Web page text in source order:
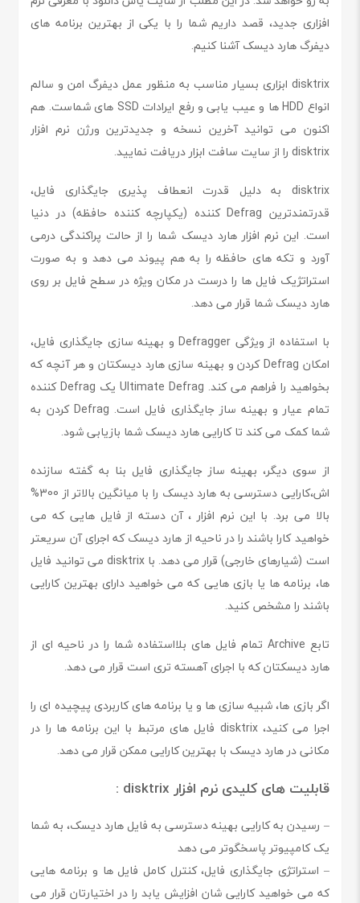
افزاری جدید، قصد داریم شما را با یکی از بهترین برنامه های
دیفرگ هارد دیسک آشنا کنیم.
disktrix ابزاری بسیار مناسب به منظور عمل دیفرگ امن و سالم
انواع HDD ها و عیب یابی و رفع ایرادات SSD های شماست. هم
اکنون می توانید آخرین نسخه و جدیدترین ورژن نرم افزار
disktrix را از سایت سافت ابزار دریافت نمایید.
disktrix به دلیل قدرت انعطاف پذیری جایگذاری فایل،
قدرتمندترین Defrag کننده (یکپارچه کننده حافظه) در دنیا
است. این نرم افزار هارد دیسک شما را از حالت پراکندگی درمی
آورد و تکه های حافظه را به هم پیوند می دهد و به صورت
استراتژیک فایل ها را درست در مکان ویژه در سطح فایل بر روی
هارد دیسک شما قرار می دهد.
با استفاده از ویژگی Defragger و بهینه سازی جایگذاری فایل،
امکان Defrag کردن و بهینه سازی هارد دیسکتان و هر آنچه که
بخواهید را فراهم می کند. Ultimate Defrag یک Defrag کننده
تمام عیار و بهینه ساز جایگذاری فایل است. Defrag کردن به
شما کمک می کند تا کارایی هارد دیسک شما بازیابی شود.
از سوی دیگر، بهینه ساز جایگذاری فایل بنا به گفته سازنده
اش،کارایی دسترسی به هارد دیسک را با میانگین بالاتر از 300%
بالا می برد. با این نرم افزار ، آن دسته از فایل هایی که می
خواهید کارا باشند را در ناحیه از هارد دیسک که اجرای آن سریعتر
است (شیارهای خارجی) قرار می دهد. با disktrix می توانید فایل
ها، برنامه ها یا بازی هایی که می خواهید دارای بهترین کارایی
باشند را مشخص کنید.
تابع Archive تمام فایل های بلااستفاده شما را در ناحیه ای از
هارد دیسکتان که با اجرای آهسته تری است قرار می دهد.
اگر بازی ها، شبیه سازی ها و یا برنامه های کاربردی پیچیده ای را
اجرا می کنید، disktrix فایل های مرتبط با این برنامه ها را در
مکانی در هارد دیسک با بهترین کارایی ممکن قرار می دهد.
قابلیت های كلیدی نرم افزار disktrix :
– رسیدن به کارایی بهینه دسترسی به فایل هارد دیسک، به شما
یک کامپیوتر پاسخگوتر می دهد
– استراتژی جایگذاری فایل، کنترل کامل فایل ها و برنامه هایی
که می خواهید کارایی شان افزایش یابد را در اختیارتان قرار می